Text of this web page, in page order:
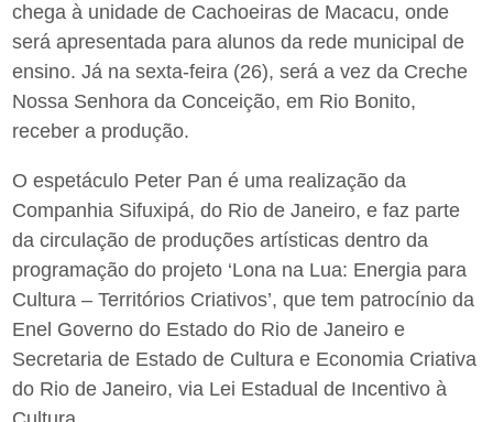
chega à unidade de Cachoeiras de Macacu, onde
será apresentada para alunos da rede municipal de
ensino. Já na sexta-feira (26), será a vez da Creche
Nossa Senhora da Conceição, em Rio Bonito,
receber a produção.
O espetáculo Peter Pan é uma realização da
Companhia Sifuxipá, do Rio de Janeiro, e faz parte
da circulação de produções artísticas dentro da
programação do projeto ‘Lona na Lua: Energia para
Cultura – Territórios Criativos’, que tem patrocínio da
Enel Governo do Estado do Rio de Janeiro e
Secretaria de Estado de Cultura e Economia Criativa
do Rio de Janeiro, via Lei Estadual de Incentivo à